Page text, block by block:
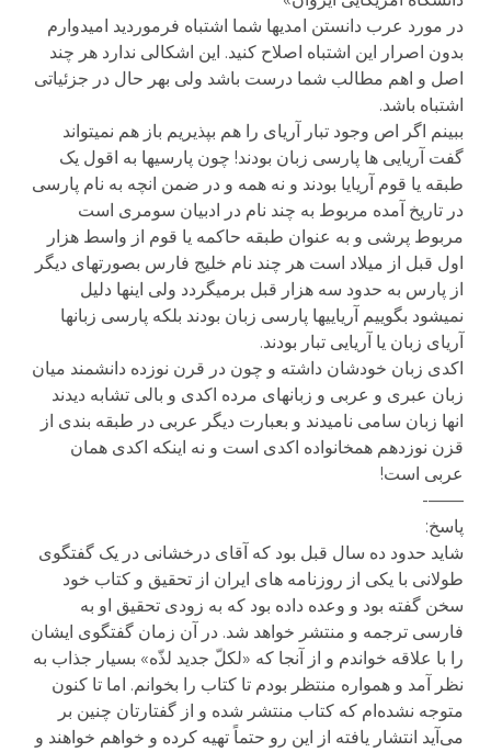
در مورد عرب دانستن امدیها شما اشتباه فرموردید امیدوارم
بدون اصرار این اشتباه اصلاح کنید. این اشکالی ندارد هر چند
اصل و اهم مطالب شما درست باشد ولی بهر حال در جزئیاتی
اشتباه باشد.
ببینم اگر اص وجود تبار آریای را هم بپذیریم باز هم نمیتواند
گفت آریایی ها پارسی زبان بودند! چون پارسیها به اقول یک
طبقه یا قوم آریایا بودند و نه همه و در ضمن انچه به نام پارسی
در تاریخ آمده مربوط به چند نام در ادبیان سومری است
مربوط پرشی و به عنوان طبقه حاکمه یا قوم از واسط هزار
اول قبل از میلاد است هر چند نام خلیج فارس بصورتهای دیگر
از پارس به حدود سه هزار قبل برمیگردد ولی اینها دلیل
نمیشود بگوییم آریاییها پارسی زبان بودند بلکه پارسی زبانها
آریای زبان یا آریایی تبار بودند.
اکدی زبان خودشان داشته و چون در قرن نوزده دانشمند میان
زبان عبری و عربی و زبانهای مرده اکدی و بالی تشابه دیدند
انها زبان سامی نامیدند و بعبارت دیگر عربی در طبقه بندی از
قزن نوزدهم همخانواده اکدی است و نه اینکه اکدی همان
عربی است!
——-
پاسخ:
شاید حدود ده سال قبل بود که آقای درخشانی در یک گفتگوی
طولانی با یکی از روزنامه های ایران از تحقیق و کتاب خود
سخن گفته بود و وعده داده بود که به زودی تحقیق او به
فارسی ترجمه و منتشر خواهد شد. در آن زمان گفتگوی ایشان
را با علاقه خواندم و از آنجا که «لکلّ جدید لذّه» بسیار جذاب به
نظر آمد و همواره منتظر بودم تا کتاب را بخوانم. اما تا کنون
متوجه نشده‌ام که کتاب منتشر شده و از گفتارتان چنین بر
می‌آید انتشار یافته از این رو حتماً تهیه کرده و خواهم خواهند و